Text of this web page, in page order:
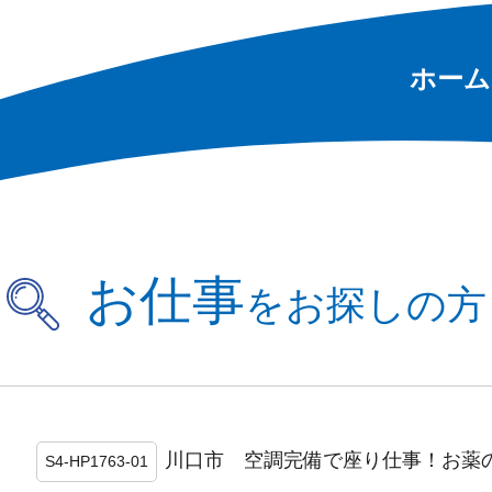
ホーム
お仕事をお探しの方
S4-HP1763-01 川口市 空調完備で座り仕事！お